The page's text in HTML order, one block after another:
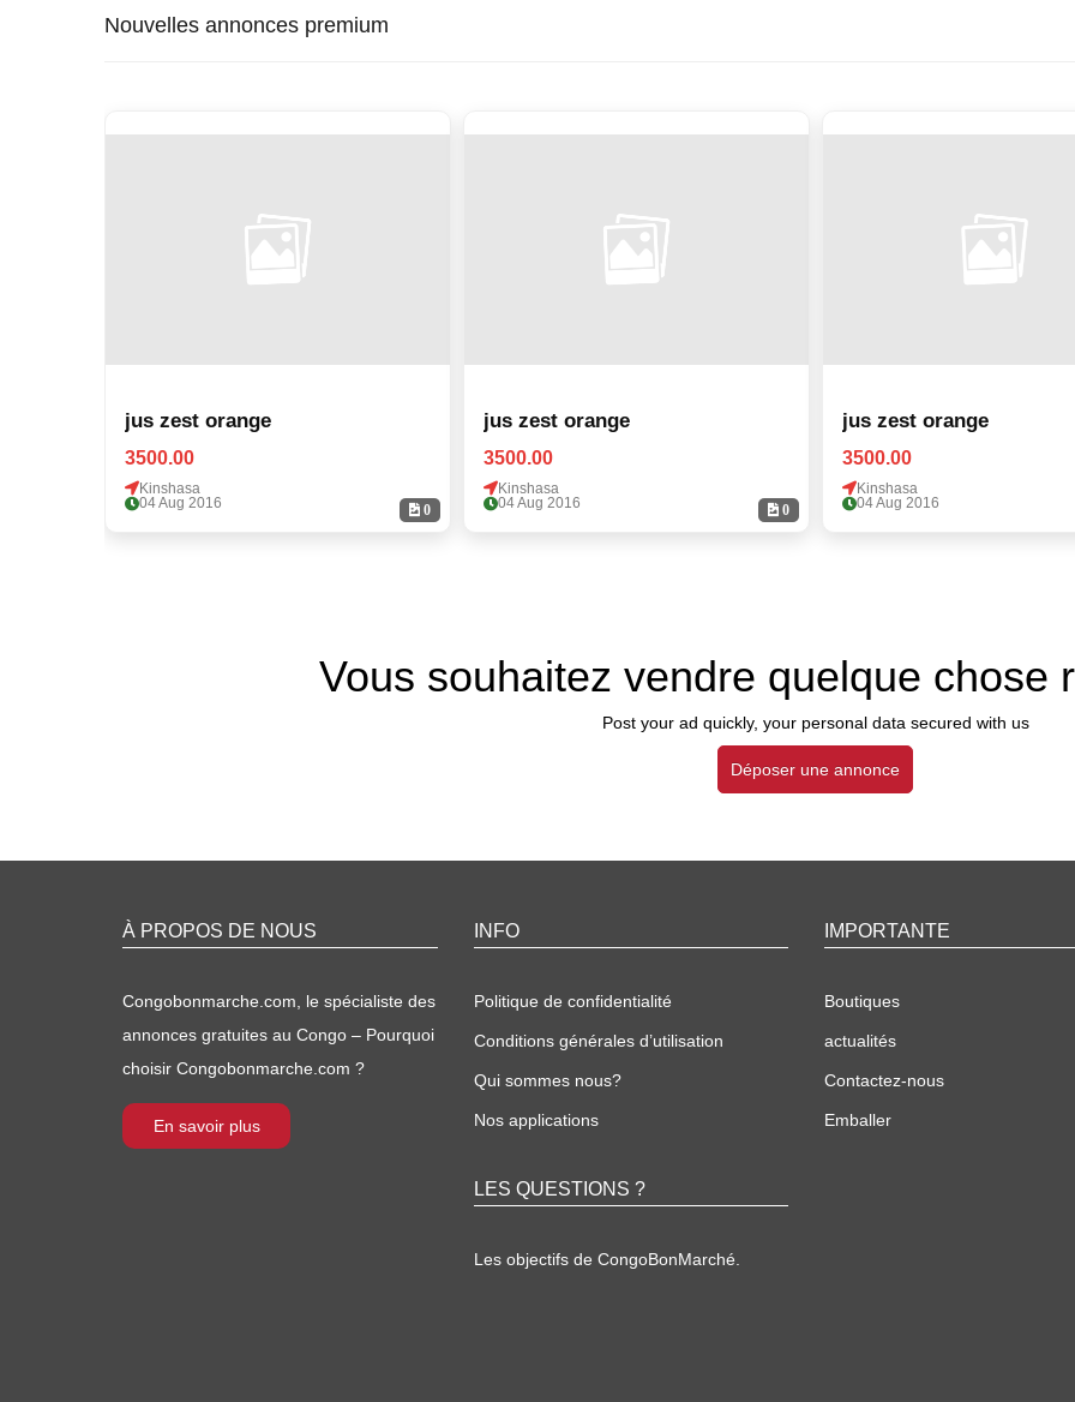
Nouvelles annonces premium
0
jus zest orange
3500.00
Kinshasa
04 Aug 2016
0
jus zest orange
3500.00
Kinshasa
04 Aug 2016
jus zest orange
3500.00
Kinshasa
04 Aug 2016
Vous souhaitez vendre quelque chose
Post your ad quickly, your personal data secured with us
Déposer une annonce
À PROPOS DE NOUS
Congobonmarche.com, le spécialiste des
annonces gratuites au Congo – Pourquoi
choisir Congobonmarche.com ?
En savoir plus
INFO
Politique de confidentialité
Conditions générales d’utilisation
Qui sommes nous?
Nos applications
LES QUESTIONS ?
Les objectifs de CongoBonMarché.
IMPORTANTE
Boutiques
actualités
Contactez-nous
Emballer